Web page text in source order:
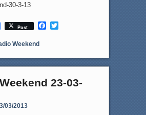
30-3-13
Post
F
b
o
T
t
e
Weekend
23-03-
03/2013